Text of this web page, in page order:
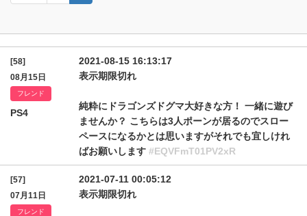
[58]
08月15日
フレンド
PS4
2021-08-15 16:13:17
表示期限切れ
純粋にドラゴンズドグマ大好きな方！ 一緒に遊び
ませんか？ こちらは3人ポーンが居るのでスロー
ペースになるかとは思いますがそれでも宜しけれ
ばお願いします #EQVFmT01PV2xR
[57]
07月11日
フレンド
2021-07-11 00:05:12
表示期限切れ